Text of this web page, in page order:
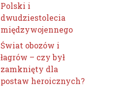
Polski i
dwudziestolecia
międzywojennego
Świat obozów i
łagrów – czy był
zamknięty dla
postaw heroicznych?